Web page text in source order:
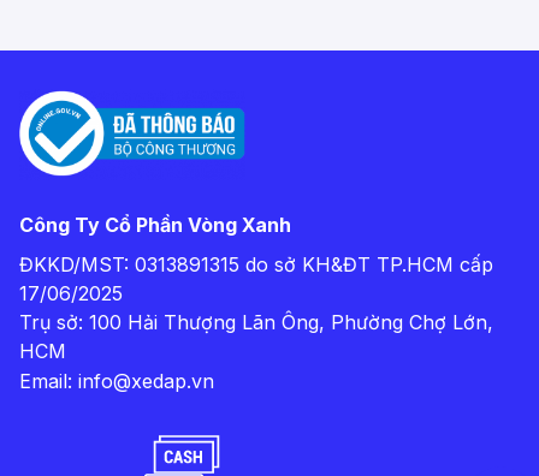
Công Ty Cổ Phần Vòng Xanh
ĐKKD/MST: 0313891315 do sở KH&ĐT TP.HCM cấp
17/06/2025
Trụ sở: 100 Hải Thượng Lãn Ông, Phường Chợ Lớn,
HCM
Email: info@xedap.vn